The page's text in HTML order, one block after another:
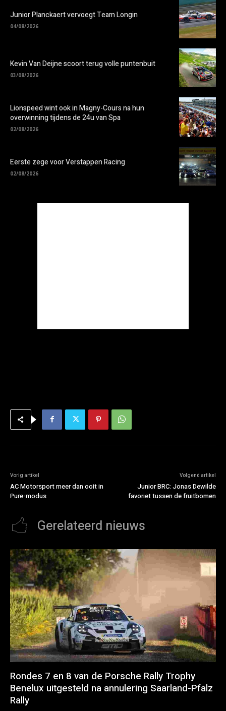
Junior Planckaert vervoegt Team Longin
04/08/2026
Kevin Van Deijne scoort terug volle puntenbuit
03/08/2026
Lionspeed wint ook in Magny-Cours na hun
overwinning tijdens de 24u van Spa
02/08/2026
Eerste zege voor Verstappen Racing
02/08/2026
Vorig artikel
AC Motorsport meer dan ooit in
Pure-modus
Volgend artikel
Junior BRC: Jonas Dewilde
favoriet tussen de fruitbomen
Gerelateerd nieuws
Rondes 7 en 8 van de Porsche Rally Trophy
Benelux uitgesteld na annulering Saarland-Pfalz
Rally